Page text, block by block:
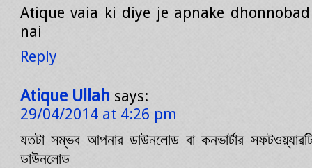
Atique vaia ki diye je apnake
nai
Reply
Atique Ullah says:
29/04/2014 at 4:26 pm
যতটা সম্ভব আপনার ডাউনলোড বা কনভার্টার
ডাউনলোড